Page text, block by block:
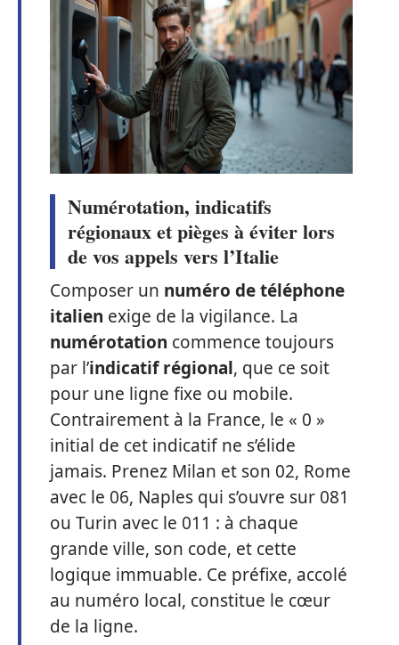
Numérotation, indicatifs
régionaux et pièges à éviter lors
de vos appels vers l’Italie
Composer un numéro de téléphone
italien exige de la vigilance. La
numérotation commence toujours
par l’indicatif régional, que ce soit
pour une ligne fixe ou mobile.
Contrairement à la France, le « 0 »
initial de cet indicatif ne s’élide
jamais. Prenez Milan et son 02, Rome
avec le 06, Naples qui s’ouvre sur 081
ou Turin avec le 011 : à chaque
grande ville, son code, et cette
logique immuable. Ce préfixe, accolé
au numéro local, constitue le cœur
de la ligne.